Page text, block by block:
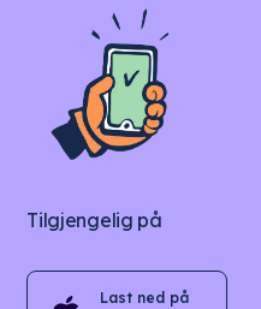
Tilgjengelig på
Last ned på